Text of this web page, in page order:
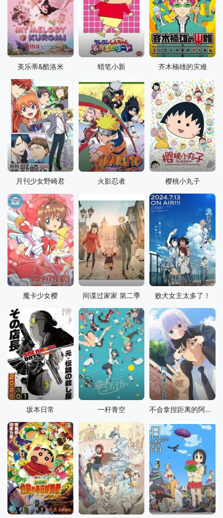
美乐蒂&酷洛米 蜡笔小新 齐木楠雄的灾难
月刊少女野崎君 火影忍者 樱桃小丸子
魔卡少女樱 间谍过家家 第二季 败犬女主太多了！
坂本日常 一杆青空 不会拿捏距离的阿波连同学 第二季